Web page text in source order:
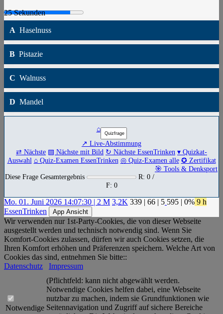
A Haselnuss
B Pistazie
C Walnuss
D Mandel
⌂
↗ Live-Abstimmung
⇄ Nächste ▧ Nächste mit Bild ↻ Nächste EssenTrinken ▾ Quizkat-
Auswahl ⌂ Quiz-Examen EssenTrinken ◎ Quiz-Examen alle ✪ Zertifikat
🎯 Tools & Denksport
Diese Frage Gesamtergebnis
R: 0 /
F: 0
Mo. 01. Juni 2026 14:07:30 | 2 M 3,2K 339 | 66 | 5 595 | 0% 9 h
EssenTrinken
App Ansicht
Wir verwenden nur 1st-Party-Cookies, die von dieser Webseite
ausgestellt werden und technisch notwendig sind. Wenn Sie
Komfort-Cookies zulassen, dürfen wir auch Cookies setzen, die
Ihren Komfort erhöhen und Präferenzen speichern. Welche Art von
Cookies das sind, entnehmen Sie bitte::
Datenschutz
Impressum
Notwendige
(Pflichtfeld: kann nicht abgewählt werden.
Notwendige Cookies helfen dabei, eine Webseite
nutzbar zu machen, indem sie Grundfunktionen wie
Seitennavigation und Zugriff auf sichere Bereiche